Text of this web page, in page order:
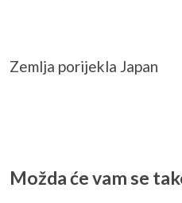
Zemlja porijekla Japan
Možda će vam se